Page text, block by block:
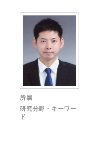
所属
研究分野・キーワー
ド